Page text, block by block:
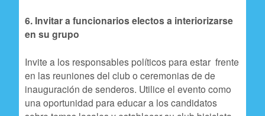
6. Invitar a funcionarios electos a interiorizarse
en su grupo
Invite a los responsables políticos para estar frente
en las reuniones del club o ceremonias de de
inauguración de senderos. Utilice el evento como
una oportunidad para educar a los candidatos